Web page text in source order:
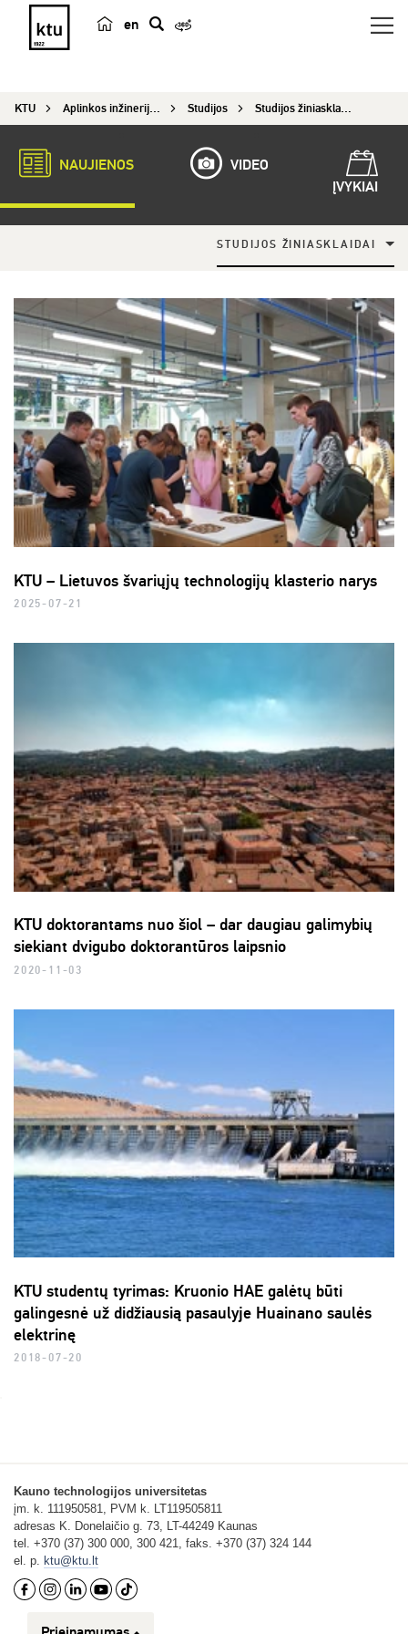
en
e
KTU Aplinkos inžinerijos institutas Studijos Studijos žiniasklaidai
NAUJIENOS
VIDEO
ĮVYKIAI
STUDIJOS ŽINIASKLAIDAI
KTU – Lietuvos švariųjų technologijų klasterio narys
2025-07-21
KTU doktorantams nuo šiol – dar daugiau galimybių
siekiant dvigubo doktorantūros laipsnio
2020-11-03
KTU studentų tyrimas: Kruonio HAE galėtų būti
galingesnė už didžiausią pasaulyje Huainano saulės
elektrinę
2018-07-20
Kauno technologijos universitetas
įm. k. 111950581, PVM k. LT119505811
adresas K. Donelaičio g. 73, LT-44249 Kaunas
tel. +370 (37) 300 000, 300 421, faks. +370 (37) 324 144
el. p. ktu@ktu.lt